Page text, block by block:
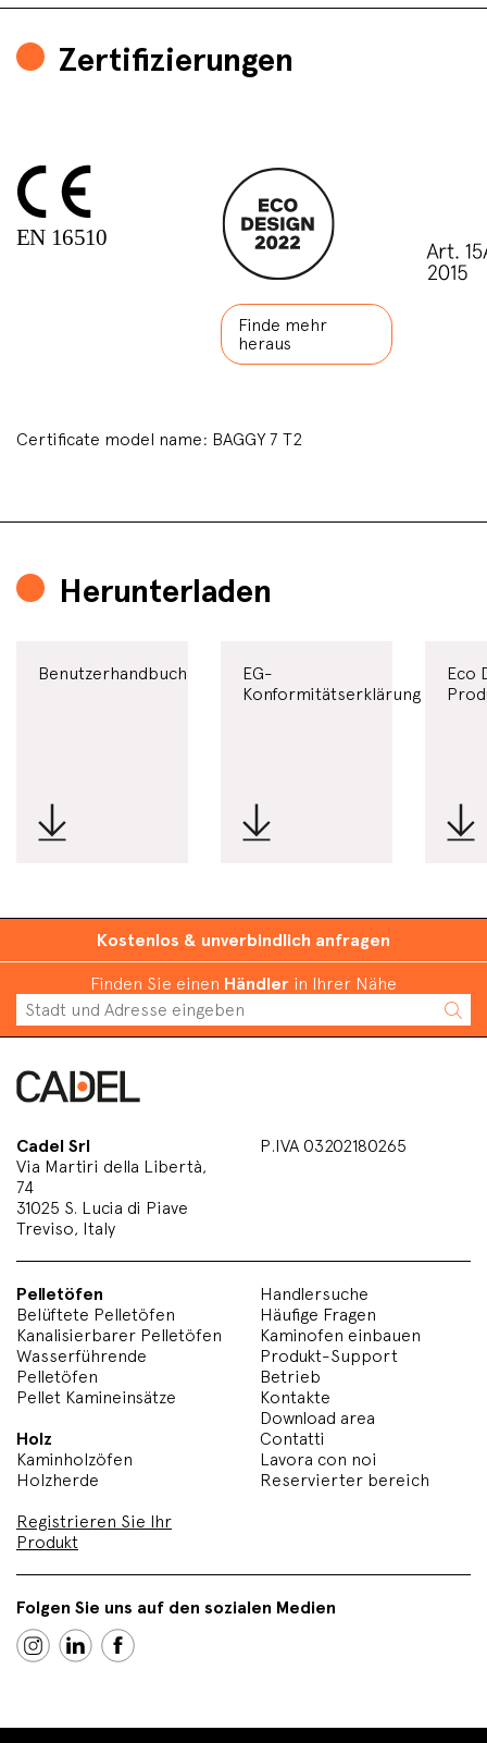
Zertifizierungen
Finde mehr
heraus
Certificate model name: BAGGY 7 T2
Herunterladen
Benutzerhandbuch
EG-
Konformitätserklärung
Eco
Kostenlos & unverbindlich anfragen
Finden Sie einen Händler in Ihrer Nähe
Cadel Srl
Via Martiri della Libertà,
74
31025 S. Lucia di Piave
Treviso, Italy
P.IVA 03202180265
Pelletöfen
Belüftete Pelletöfen
Kanalisierbarer Pelletöfen
Wasserführende
Pelletöfen
Pellet Kamineinsätze
Holz
Kaminholzöfen
Holzherde
Registrieren Sie Ihr
Produkt
Handlersuche
Häufige Fragen
Kaminofen einbauen
Produkt-Support
Betrieb
Kontakte
Download area
Contatti
Lavora con noi
Reservierter bereich
Folgen Sie uns auf den sozialen Medien